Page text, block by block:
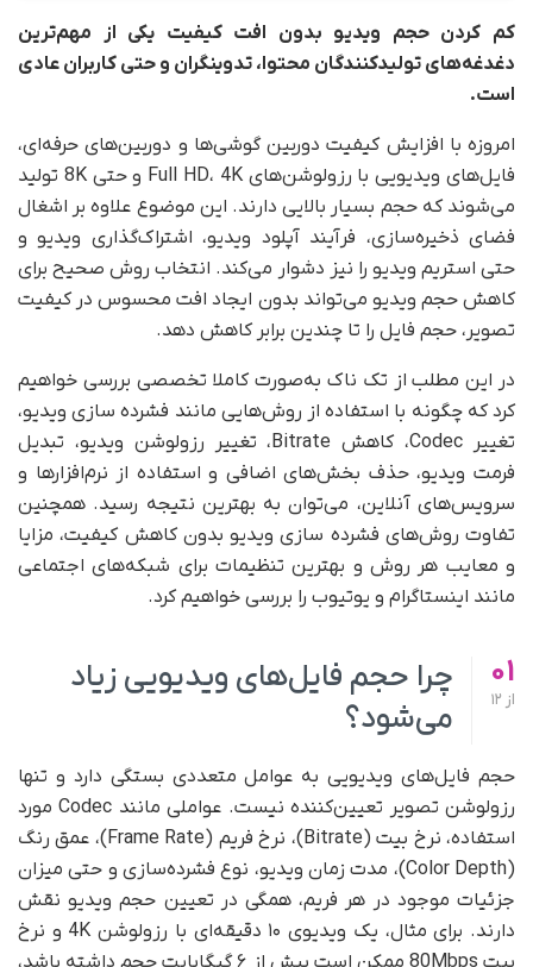
کم کردن حجم ویدیو بدون افت کیفیت یکی از مهم‌ترین
دغدغه‌های تولیدکنندگان محتوا، تدوینگران و حتی کاربران عادی
است.
امروزه با افزایش کیفیت دوربین گوشی‌ها و دوربین‌های حرفه‌ای،
فایل‌های ویدیویی با رزولوشن‌های Full HD، 4K و حتی 8K تولید
می‌شوند که حجم بسیار بالایی دارند. این موضوع علاوه بر اشغال
فضای ذخیره‌سازی، فرآیند آپلود ویدیو، اشتراک‌گذاری ویدیو و
حتی استریم ویدیو را نیز دشوار می‌کند. انتخاب روش صحیح برای
کاهش حجم ویدیو می‌تواند بدون ایجاد افت محسوس در کیفیت
تصویر، حجم فایل را تا چندین برابر کاهش دهد.
در این مطلب از تک ناک به‌صورت کاملا تخصصی بررسی خواهیم
کرد که چگونه با استفاده از روش‌هایی مانند فشرده سازی ویدیو،
تغییر Codec، کاهش Bitrate، تغییر رزولوشن ویدیو، تبدیل
فرمت ویدیو، حذف بخش‌های اضافی و استفاده از نرم‌افزارها و
سرویس‌های آنلاین، می‌توان به بهترین نتیجه رسید. همچنین
تفاوت روش‌های فشرده سازی ویدیو بدون کاهش کیفیت، مزایا
و معایب هر روش و بهترین تنظیمات برای شبکه‌های اجتماعی
مانند اینستاگرام و یوتیوب را بررسی خواهیم کرد.
01
از
چرا حجم فایل‌های ویدیویی زیاد
می‌شود؟
حجم فایل‌های ویدیویی به عوامل متعددی بستگی دارد و تنها
رزولوشن تصویر تعیین‌کننده نیست. عواملی مانند Codec مورد
استفاده، نرخ بیت (Bitrate)، نرخ فریم (Frame Rate)، عمق رنگ
(Color Depth)، مدت زمان ویدیو، نوع فشرده‌سازی و حتی میزان
جزئیات موجود در هر فریم، همگی در تعیین حجم ویدیو نقش
دارند. برای مثال، یک ویدیوی ۱۰ دقیقه‌ای با رزولوشن 4K و نرخ